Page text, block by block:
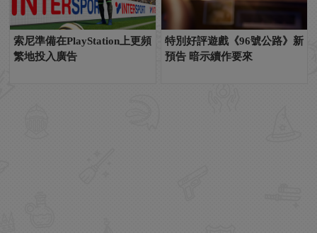
索尼準備在PlayStation上更頻
繁地投入廣告
特別好評遊戲《96號公路》新
預告 暗示續作要來